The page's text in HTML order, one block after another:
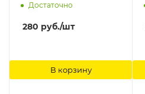
Достаточно
280 руб./шт
В корзину